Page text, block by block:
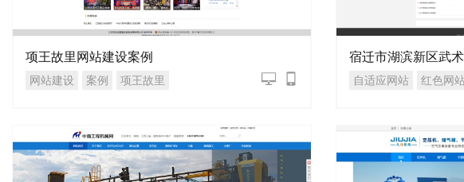
项王故里网站建设案例
网站建设 案例 项王故里
宿迁市湖滨新区武
自适应网站 红色网